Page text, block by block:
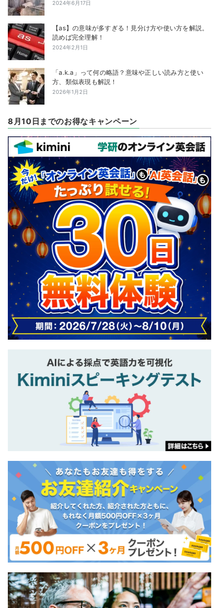
2024年6月17日
【as】の意味が多すぎる！見分け方や使い方を解説。
読めば完全理解！
2024年2月1日
「a.k.a」って何の略語？意味や正しい読み方と使い
方、類似表現も解説！
2026年1月2日
8月10日までのお得なキャンペーン